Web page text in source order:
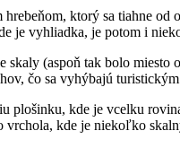
ktorý sa tiahne
je vyhliadka, je potom i
(aspoň tak bolo
čo sa vyhýbajú
plošinku, kde je vcelku
vrchola, kde je niekoľko